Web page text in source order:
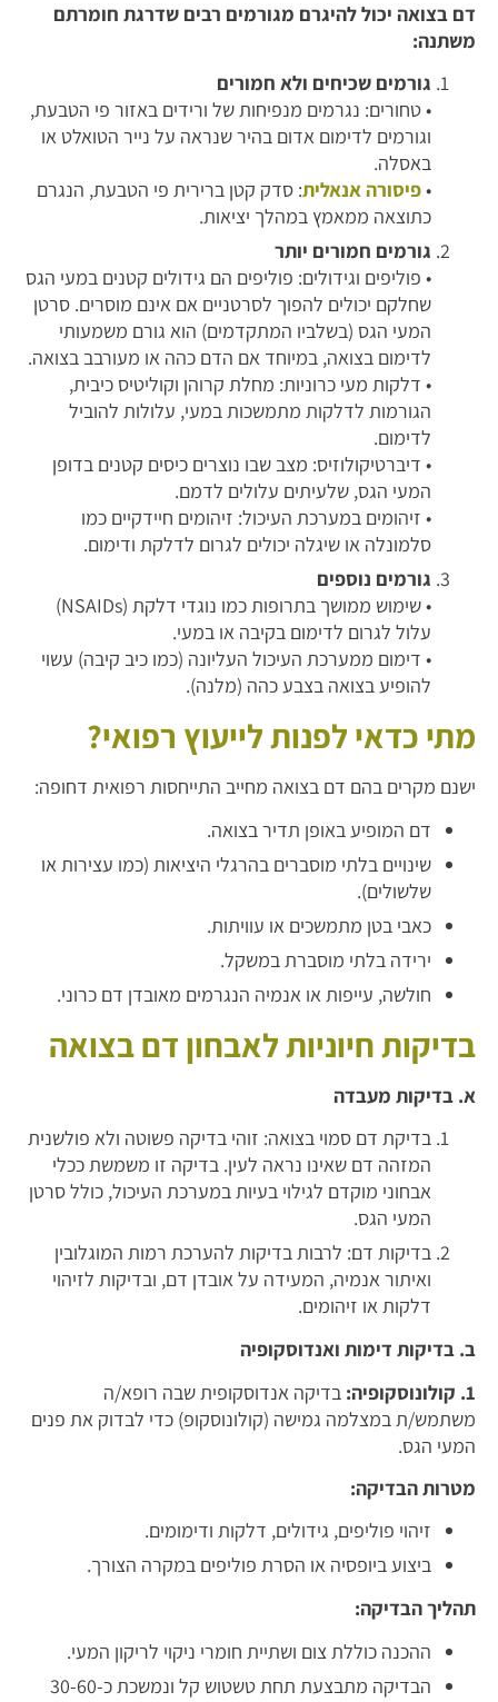
דם בצואה יכול להיגרם מגורמים רבים שדרגת חומרתם
משתנה:
גורמים שכיחים ולא חמורים
• טחורים: נגרמים מנפיחות של ורידים באזור פי הטבעת,
וגורמים לדימום אדום בהיר שנראה על נייר הטואלט או
באסלה.
•פיסורה אנאלית: סדק קטן ברירית פי הטבעת, הנגרם
כתוצאה ממאמץ במהלך יציאות.
גורמים חמורים יותר
• פוליפים וגידולים: פוליפים הם גידולים קטנים במעי הגס
שחלקם יכולים להפוך לסרטניים אם אינם מוסרים. סרטן
המעי הגס (בשלביו המתקדמים) הוא גורם משמעותי
לדימום בצואה, במיוחד אם הדם כהה או מעורבב בצואה.
• דלקות מעי כרוניות: מחלת קרוהן וקוליטיס כיבית,
הגורמות לדלקות מתמשכות במעי, עלולות להוביל
לדימום.
• דיברטיקולוזיס: מצב שבו נוצרים כיסים קטנים בדופן
המעי הגס, שלעיתים עלולים לדמם.
• זיהומים במערכת העיכול: זיהומים חיידקיים כמו
סלמונלה או שיגלה יכולים לגרום לדלקת ודימום.
גורמים נוספים
• שימוש ממושך בתרופות כמו נוגדי דלקת (NSAIDs)
עלול לגרום לדימום בקיבה או במעי.
• דימום ממערכת העיכול העליונה (כמו כיב קיבה) עשוי
להופיע בצואה בצבע כהה (מלנה).
מתי כדאי לפנות לייעוץ רפואי?
ישנם מקרים בהם דם בצואה מחייב התייחסות רפואית דחופה:
דם המופיע באופן תדיר בצואה.
שינויים בלתי מוסברים בהרגלי היציאות (כמו עצירות או
שלשולים).
כאבי בטן מתמשכים או עוויתות.
ירידה בלתי מוסברת במשקל.
חולשה, עייפות או אנמיה הנגרמים מאובדן דם כרוני.
בדיקות חיוניות לאבחון דם בצואה
א. בדיקות מעבדה
בדיקת דם סמוי בצואה: זוהי בדיקה פשוטה ולא פולשנית
המזהה דם שאינו נראה לעין. בדיקה זו משמשת ככלי
אבחוני מוקדם לגילוי בעיות במערכת העיכול, כולל סרטן
המעי הגס.
בדיקות דם: לרבות בדיקות להערכת רמות המוגלובין
ואיתור אנמיה, המעידה על אובדן דם, ובדיקות לזיהוי
דלקות או זיהומים.
ב. בדיקות דימות ואנדוסקופיה
1. קולונוסקופיה:
בדיקה אנדוסקופית שבה רופא/ה
משתמש/ת במצלמה גמישה (קולונוסקופ) כדי לבדוק את פנים
המעי הגס.
מטרות הבדיקה:
זיהוי פוליפים, גידולים, דלקות ודימומים.
ביצוע ביופסיה או הסרת פוליפים במקרה הצורך.
תהליך הבדיקה:
ההכנה כוללת צום ושתיית חומרי ניקוי לריקון המעי.
הבדיקה מתבצעת תחת טשטוש קל ונמשכת כ-30-60